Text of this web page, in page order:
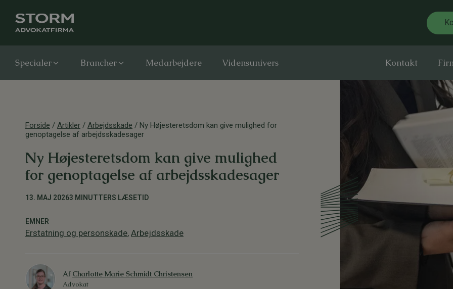
Specialer Brancher Medarbejdere Vidensunivers Kontakt
Forside / Artikler / Arbejdsskade / Ny Højesteretsdom kan give mulighed for
genoptagelse af arbejdsskadesager
Ny Højesteretsdom kan give mulighed
for genoptagelse af arbejdsskadesager
13. MAJ 20263 MINUTTERS LÆSETID
EMNER
Erstatning og personskade, Arbejdsskade
Af Charlotte Marie Schmidt Christensen
Advokat